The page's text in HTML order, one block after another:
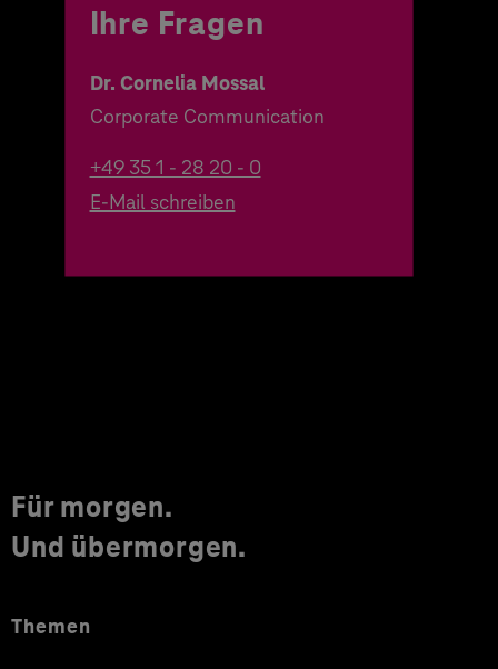
Ihre Fragen
Dr. Cornelia Mossal
Corporate Communication
+49 35 1 - 28 20 - 0
E-Mail schreiben
Für morgen.
Und übermorgen.
Themen